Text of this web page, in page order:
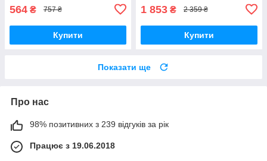
564 ₴ 757 ₴
Купити
1 853 ₴ 2 359 ₴
Купити
Показати ще
Про нас
98% позитивних з 239 відгуків за рік
Працює з 19.06.2018